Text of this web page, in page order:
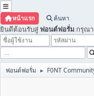
หน้าแรก ค้นหา
ยินดีต้อนรับสู่ ฟอนต์ฟอรั่ม กรุณา
ฟอนต์ฟอรั่ม ► F0NT